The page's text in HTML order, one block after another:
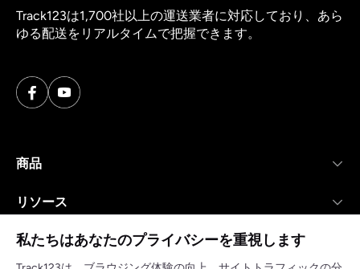
Track123は1,700社以上の運送業者に対応しており、あら
ゆる配送をリアルタイムで把握できます。
商品
リソース
会社
私たちはあなたのプライバシーを重視します